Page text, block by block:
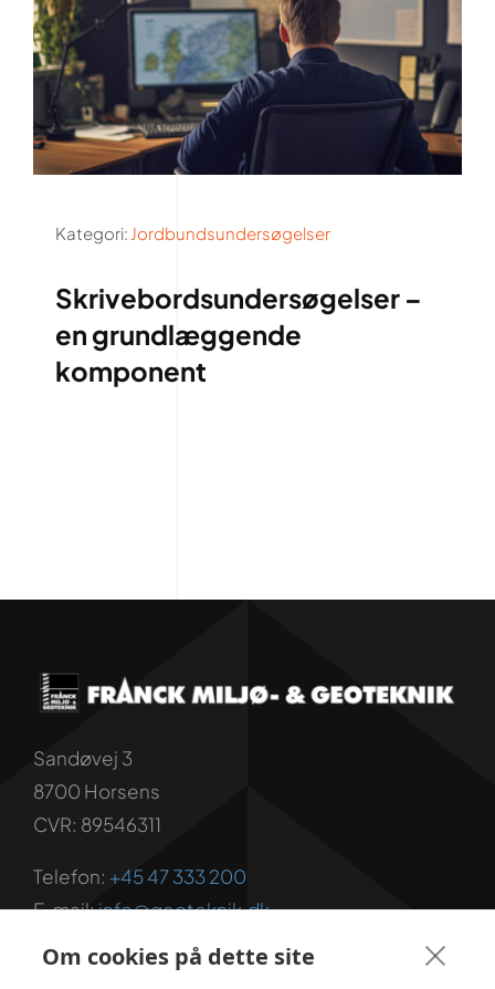
Kategori: Jordbundsundersøgelser
Skrivebordsundersøgelser –
en grundlæggende
komponent
Sandøvej 3
8700 Horsens
CVR: 89546311
Telefon: +45 47 333 200
E-mail:info@geoteknik.dk
Om cookies på dette site